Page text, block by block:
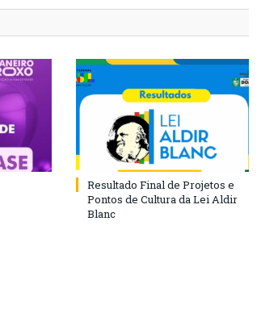
Resultado Final de Projetos e
Pontos de Cultura da Lei Aldir
Blanc